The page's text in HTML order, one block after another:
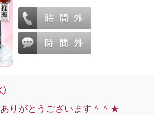
)
りがとうございます＾＾★